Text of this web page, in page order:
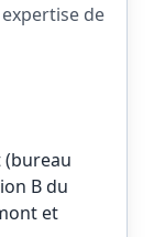
de
(bureau
B du
et